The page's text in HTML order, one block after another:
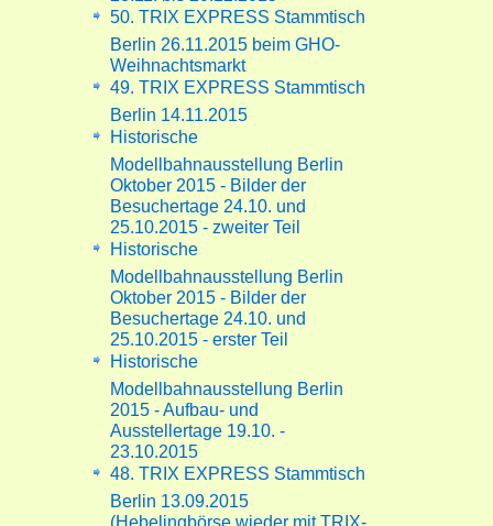
50. TRIX EXPRESS Stammtisch
Berlin 26.11.2015 beim GHO-
Weihnachtsmarkt
49. TRIX EXPRESS Stammtisch
Berlin 14.11.2015
Historische
Modellbahnausstellung Berlin
Oktober 2015 - Bilder der
Besuchertage 24.10. und
25.10.2015 - zweiter Teil
Historische
Modellbahnausstellung Berlin
Oktober 2015 - Bilder der
Besuchertage 24.10. und
25.10.2015 - erster Teil
Historische
Modellbahnausstellung Berlin
2015 - Aufbau- und
Ausstellertage 19.10. -
23.10.2015
48. TRIX EXPRESS Stammtisch
Berlin 13.09.2015
(Hebelingbörse wieder mit TRIX-